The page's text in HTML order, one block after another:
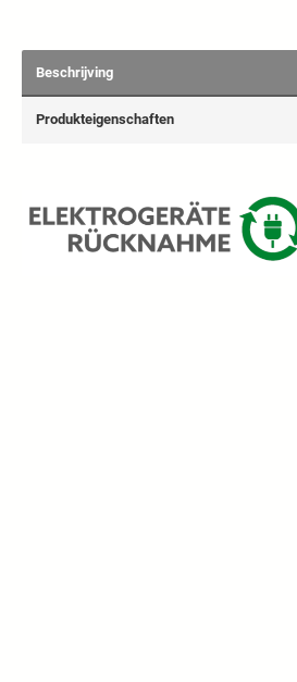
Beschrijving
Produkteigenschaften